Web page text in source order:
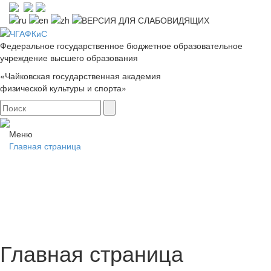
Федеральное государственное бюджетное образовательное
учреждение высшего образования
«Чайковская государственная академия
физической культуры и спорта»
Меню
Главная страница
Главная страница